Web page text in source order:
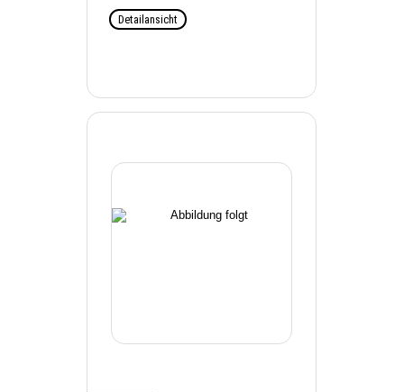
Detailansicht